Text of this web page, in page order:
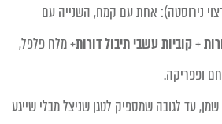
נירוסטה): אחת עם קמח, השנייה עם
+קוביות עשבי תיבולדורות+ מלח פלפל,
ופפריקה.
עד לגובה שמספיק לטגן שניצל מבלי שייגע